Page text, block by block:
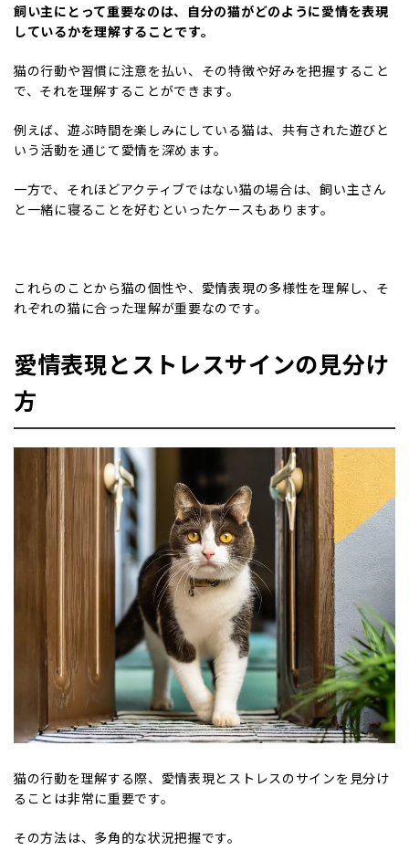
飼い主にとって重要なのは、自分の猫がどのように愛情を表現
しているかを理解することです。
猫の行動や習慣に注意を払い、その特徴や好みを把握すること
で、それを理解することができます。
例えば、遊ぶ時間を楽しみにしている猫は、共有された遊びと
いう活動を通じて愛情を深めます。
一方で、それほどアクティブではない猫の場合は、飼い主さん
と一緒に寝ることを好むといったケースもあります。
これらのことから猫の個性や、愛情表現の多様性を理解し、そ
れぞれの猫に合った理解が重要なのです。
愛情表現とストレスサインの見分け
方
猫の行動を理解する際、愛情表現とストレスのサインを見分け
ることは非常に重要です。
その方法は、多角的な状況把握です。